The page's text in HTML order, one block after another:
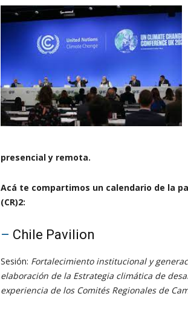
presencial y remota.
Acá te compartimos un calendario de la
(CR)2:
– Chile Pavilion
Sesión: Fortalecimiento institucional y
elaboración de la Estrategia climática de
experiencia de los Comités Regionales de